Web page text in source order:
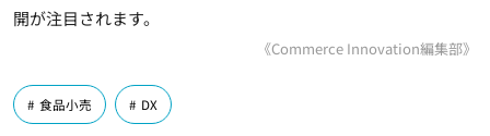
開が注目されます。
《Commerce Innovation編集部》
食品小売 DX